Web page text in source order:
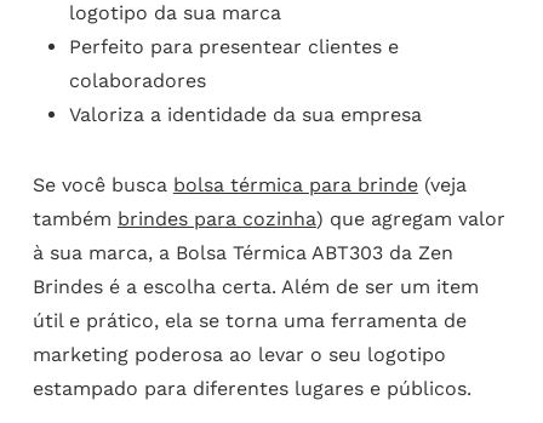
logotipo da sua marca
Perfeito para presentear clientes e
colaboradores
Valoriza a identidade da sua empresa
Se você busca bolsa térmica para brinde(veja
também brindes para cozinha) que agregam valor
à sua marca, a Bolsa Térmica ABT303 da Zen
Brindes é a escolha certa. Além de ser um item
útil e prático, ela se torna uma ferramenta de
marketing poderosa ao levar o seu logotipo
estampado para diferentes lugares e públicos.